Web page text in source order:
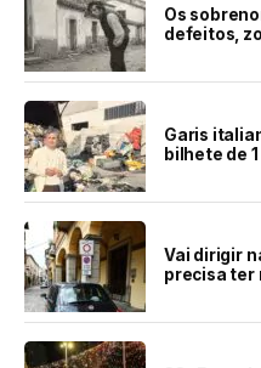
Os
defeitos,
Garis
bilhete de
Vai dirigir
precisa ter